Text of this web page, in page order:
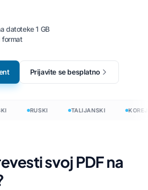
datoteke 1 GB
format
Prijavite se besplatno
RUSKI TALIJANSKI
svoj PDF na